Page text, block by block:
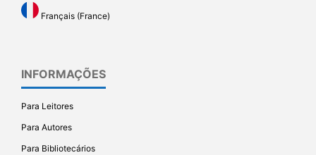
Français (France)
INFORMAÇÕES
Para Leitores
Para Autores
Para Bibliotecários